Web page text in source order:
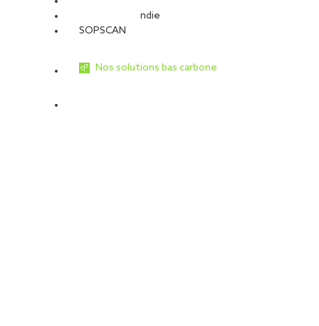
Sécurité Incendie
SOPSCAN
Nos solutions bas carbone